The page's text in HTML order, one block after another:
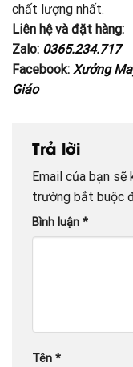
chất lượng nhất.
Liên hệ và đặt hàng:
Zalo: 0365.234.717
Facebook: Xưởng
Giáo
Trả lời
Email của bạn sẽ
trường bắt buộc
Bình luận *
Tên *